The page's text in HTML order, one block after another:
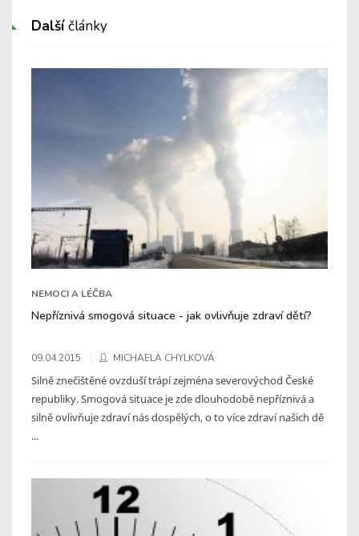
Dalšíčlánky
NEMOCI A LÉČBA
Nepříznivá smogová situace - jak ovlivňuje zdraví dětí?
09.04.2015 MICHAELA CHYLKOVÁ
Silně znečištěné ovzduší trápí zejména severovýchod České
republiky. Smogová situace je zde dlouhodobě nepříznivá a
silně ovlivňuje zdraví nás dospělých, o to více zdraví našich dě
...